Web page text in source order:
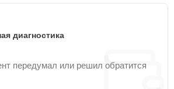
диагностика
передумал или решил обратится